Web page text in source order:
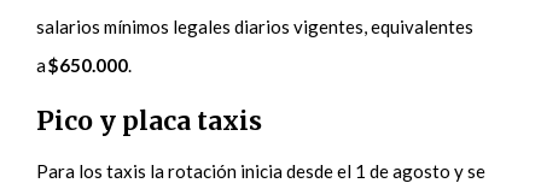
salarios mínimos legales diarios vigentes, equivalentes
a$650.000
Pico y placa taxis
Para los taxis la rotación inicia desde el 1 de agosto y se